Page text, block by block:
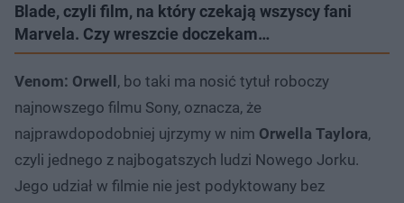
Blade, czyli film, na który czekają wszyscy fani
Marvela. Czy wreszcie doczekam…
Venom: Orwell, bo taki ma nosić tytuł roboczy
najnowszego filmu Sony, oznacza, że
najprawdopodobniej ujrzymy w nim Orwella Taylora,
czyli jednego z najbogatszych ludzi Nowego Jorku.
Jego udział w filmie nie jest podyktowany bez